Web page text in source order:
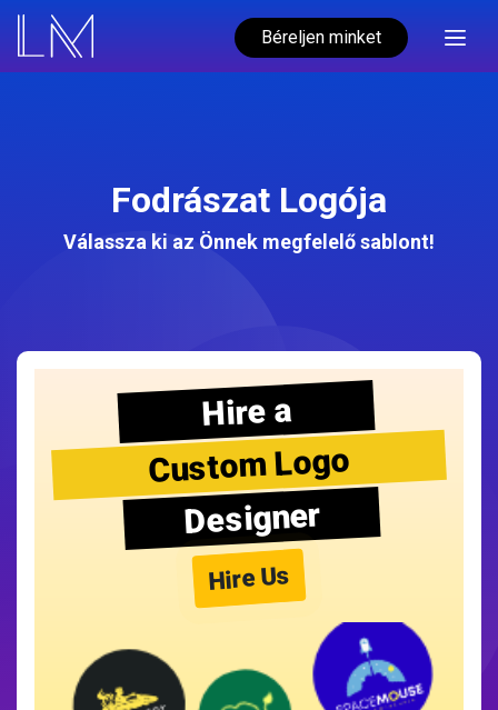
Béreljen minket
Fodrászat Logója
Válassza ki az Önnek megfelelő sablont!
Hire a
Custom Logo
Designer
Hire Us